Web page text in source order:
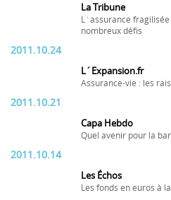
La Tribune
L´assurance
nombreux défis
2011.10.24
L´Expansion.fr
Assurance-vie : les
2011.10.21
Capa Hebdo
Quel avenir pour la
2011.10.14
Les Échos
Les fonds en euros à